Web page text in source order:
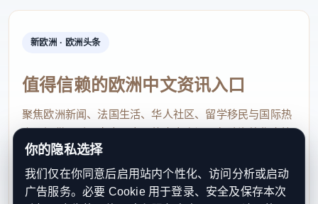
新欧洲 · 欧洲头条
值得信赖的欧洲中文资讯入口
聚焦欧洲新闻、法国生活、华人社区、留学移民与国际热
点，提供及时、真实、实用的中文资讯，帮助海外华人快
速了解欧洲动态。
contact@xinouzhou.com
服务支持、版权与合作：工作日优先处理站务、投稿与权
你的隐私选择
我们仅在你同意后启用站内个性化、访问分析或启动
广告服务。必要 Cookie 用于登录、安全及保存本次